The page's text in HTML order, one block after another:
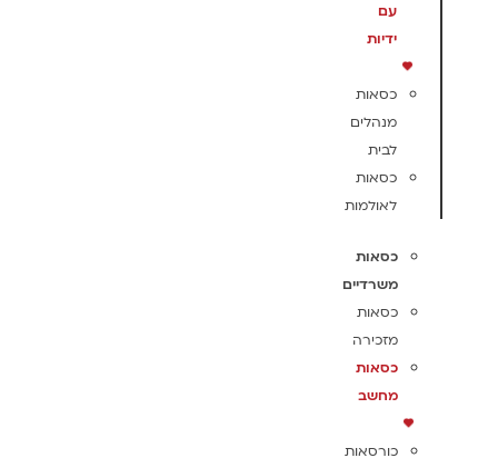
עם
ידיות
כסאות
מנהלים
לבית
כסאות
לאולמות
כסאות
משרדיים
כסאות
מזכירה
כסאות
מחשב
כורסאות